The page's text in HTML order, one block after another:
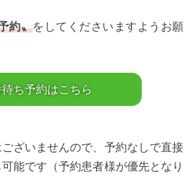
約〟をしてくださいますようお願
待ち予約はこちら
ざいませんので、予約なしで直接
能です（予約患者様が優先となり